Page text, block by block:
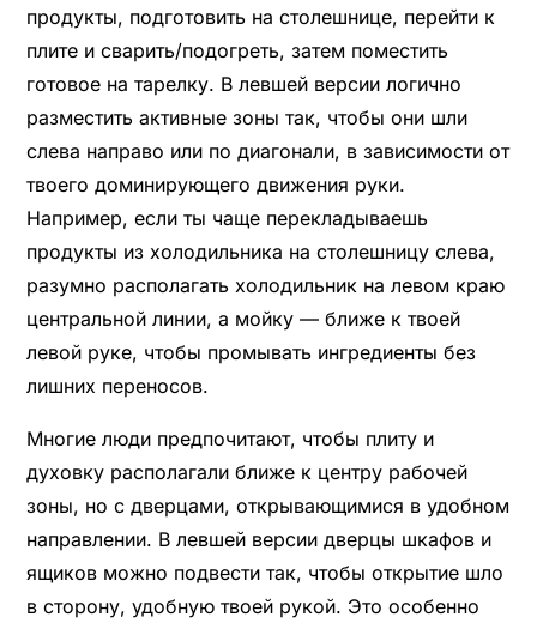
продукты, подготовить на столешнице, перейти к
плите и сварить/подогреть, затем поместить
готовое на тарелку. В левшей версии логично
разместить активные зоны так, чтобы они шли
слева направо или по диагонали, в зависимости от
твоего доминирующего движения руки.
Например, если ты чаще перекладываешь
продукты из холодильника на столешницу слева,
разумно располагать холодильник на левом краю
центральной линии, а мойку — ближе к твоей
левой руке, чтобы промывать ингредиенты без
лишних переносов.
Многие люди предпочитают, чтобы плиту и
духовку располагали ближе к центру рабочей
зоны, но с дверцами, открывающимися в удобном
направлении. В левшей версии дверцы шкафов и
ящиков можно подвести так, чтобы открытие шло
в сторону, удобную твоей рукой. Это особенно